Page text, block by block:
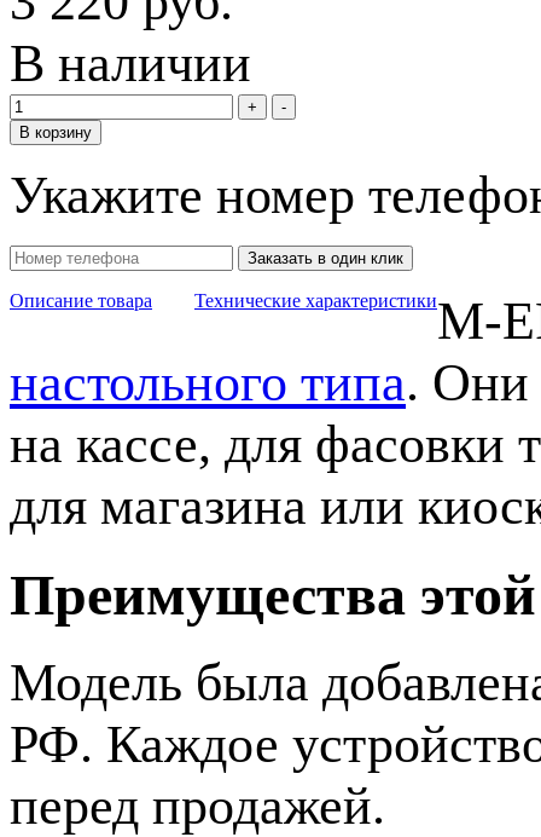
В наличии
В корзину
Укажите номер
Заказать в один клик
Описание товара Технические характеристикиM-
настольного типа. Они
на кассе, для фасовки
для магазина или
Преимущества
Модель была
РФ. Каждое
перед продажей.